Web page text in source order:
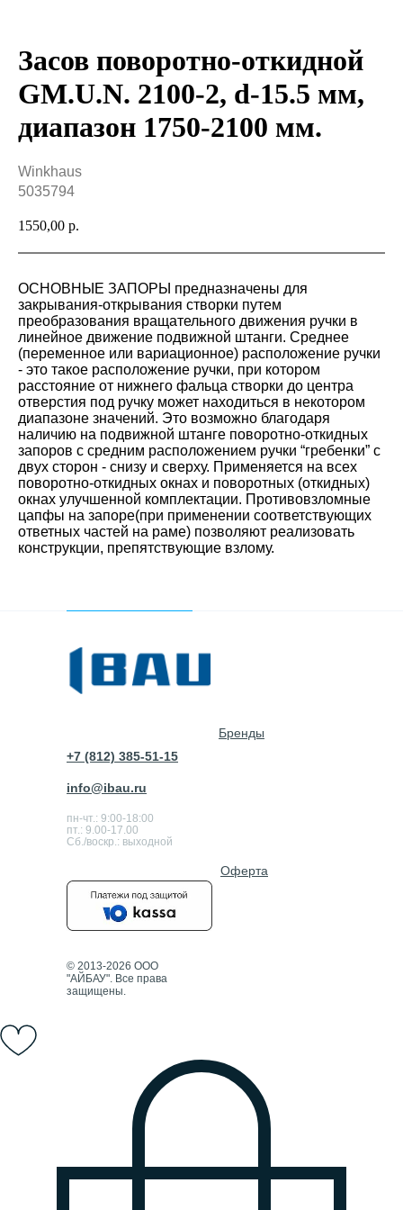
Засов поворотно-откидной
GM.U.N. 2100-2, d-15.5 мм,
диапазон 1750-2100 мм.
Winkhaus
5035794
1550,00 р.
ОСНОВНЫЕ ЗАПОРЫ предназначены для
закрывания-открывания створки путем
преобразования вращательного движения ручки в
линейное движение подвижной штанги. Среднее
(переменное или вариационное) расположение ручки
- это такое расположение ручки, при котором
расстояние от нижнего фальца створки до центра
отверстия под ручку может находиться в некотором
диапазоне значений. Это возможно благодаря
наличию на подвижной штанге поворотно-откидных
запоров с средним расположением ручки “гребенки” с
двух сторон - снизу и cверху. Применяется на всех
поворотно-откидных окнах и поворотных (откидных)
окнах улучшенной комплектации. Противовзломные
цапфы на запоре(при применении соответствующих
ответных частей на раме) позволяют реализовать
конструкции, препятствующие взлому.
+7 (812) 385-51-15
пн-чт.: 9:00-18:00
пт.: 9.00-17.00
Сб./воскр.: выходной
info@ibau.ru
© 2013-2026 ООО
"АЙБАУ". Все права
защищены.
Оферта
Бренды